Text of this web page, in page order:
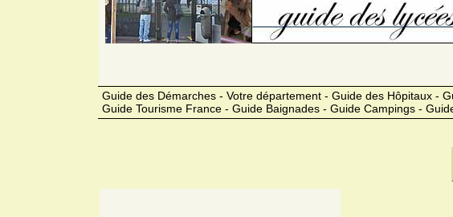
Guide des Démarches - Votre département - Guide des Hôpitaux -
Guide Tourisme France - Guide Baignades - Guide Campings -